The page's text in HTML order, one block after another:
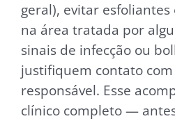
geral), evitar
na área tratada por
sinais de infecção ou
justifiquem contato
responsável. Esse
clínico completo —